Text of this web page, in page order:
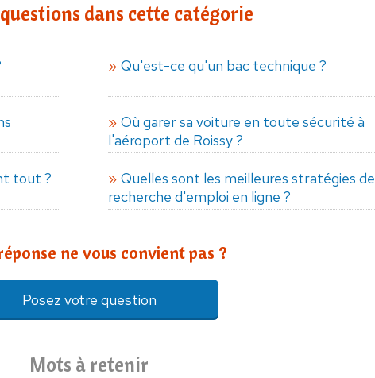
dans cette catégorie
Qu'est-ce qu'un bac technique ?
Où garer sa voiture en toute sécurité à
l'aéroport de Roissy ?
tout ?
Quelles sont les meilleures stratégies de
recherche d'emploi en ligne ?
ne vous convient pas ?
Posez votre question
Mots à retenir